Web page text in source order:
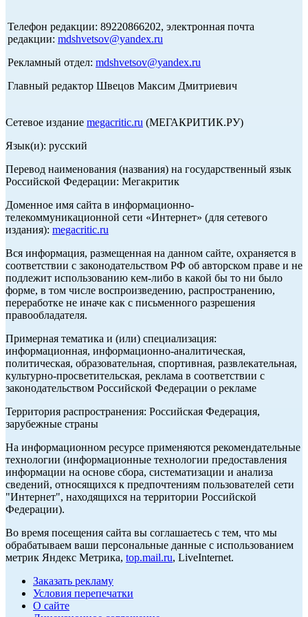
Телефон редакции: 89220866202, электронная почта
редакции: mdshvetsov@yandex.ru
Рекламный отдел: mdshvetsov@yandex.ru
Главный редактор Швецов Максим Дмитриевич
Сетевое издание megacritic.ru (МЕГАКРИТИК.РУ)
Язык(и): русский
Перевод наименования (названия) на государственный язык
Российской Федерации: Мегакритик
Доменное имя сайта в информационно-
телекоммуникационной сети «Интернет» (для сетевого
издания): megacritic.ru
Вся информация, размещенная на данном сайте, охраняется в
соответствии с законодательством РФ об авторском праве и не
подлежит использованию кем-либо в какой бы то ни было
форме, в том числе воспроизведению, распространению,
переработке не иначе как с письменного разрешения
правообладателя.
Примерная тематика и (или) специализация:
информационная, информационно-аналитическая,
политическая, образовательная, спортивная, развлекательная,
культурно-просветительская, реклама в соответствии с
законодательством Российской Федерации о рекламе
Территория распространения: Российская Федерация,
зарубежные страны
На информационном ресурсе применяются рекомендательные
технологии (информационные технологии предоставления
информации на основе сбора, систематизации и анализа
сведений, относящихся к предпочтениям пользователей сети
"Интернет", находящихся на территории Российской
Федерации).
Во время посещения сайта вы соглашаетесь с тем, что мы
обрабатываем ваши персональные данные с использованием
метрик Яндекс Метрика, top.mail.ru, LiveInternet.
Заказать рекламу
Условия перепечатки
О сайте